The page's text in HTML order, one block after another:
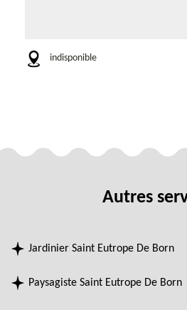
indisponible
Autres
Jardinier Saint Eutrope De Born
Paysagiste Saint Eutrope De Born